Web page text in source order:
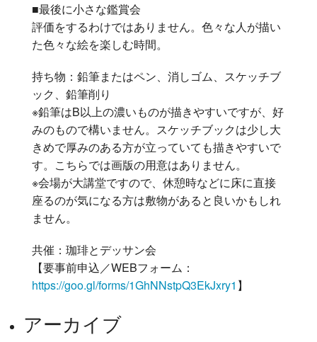
■最後に小さな鑑賞会
評価をするわけではありません。色々な人が描い
た色々な絵を楽しむ時間。
持ち物：鉛筆またはペン、消しゴム、スケッチブ
ック、鉛筆削り
※鉛筆はB以上の濃いものが描きやすいですが、好
みのもので構いません。スケッチブックは少し大
きめで厚みのある方が立っていても描きやすいで
す。こちらでは画版の用意はありません。
※会場が大講堂ですので、休憩時などに床に直接
座るのが気になる方は敷物があると良いかもしれ
ません。
共催：珈琲とデッサン会
【要事前申込／WEBフォーム：
https://goo.gl/forms/1GhNNstpQ3EkJxry1 】
アーカイブ